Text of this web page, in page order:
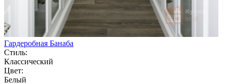
Гардеробная Банаба
Стиль:
Классический
Цвет:
Белый